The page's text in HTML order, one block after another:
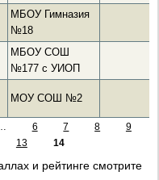
МБОУ Гимназия
№18
МБОУ СОШ
№177 с УИОП
МОУ СОШ №2
6 7 8
9
13 14
и рейтинге смотрите